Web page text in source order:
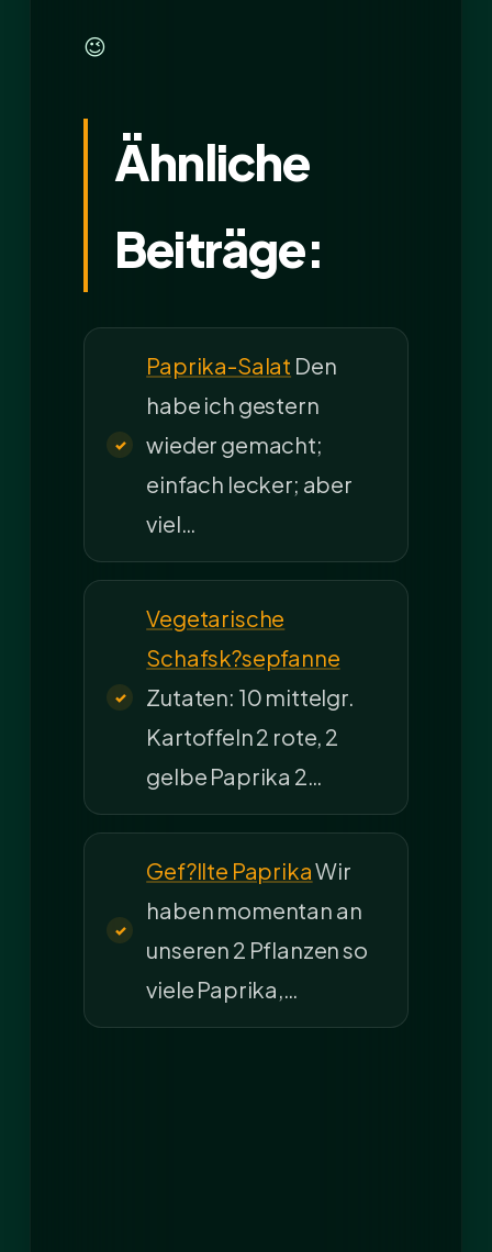
😉
Ähnliche
Beiträge:
Paprika-Salat Den
habe ich gestern
wieder gemacht;
einfach lecker; aber
viel…
Vegetarische
Schafsk?sepfanne
Zutaten: 10 mittelgr.
Kartoffeln 2 rote, 2
gelbe Paprika 2…
Gef?llte PaprikaWir
haben momentan an
unseren 2 Pflanzen so
viele Paprika,…